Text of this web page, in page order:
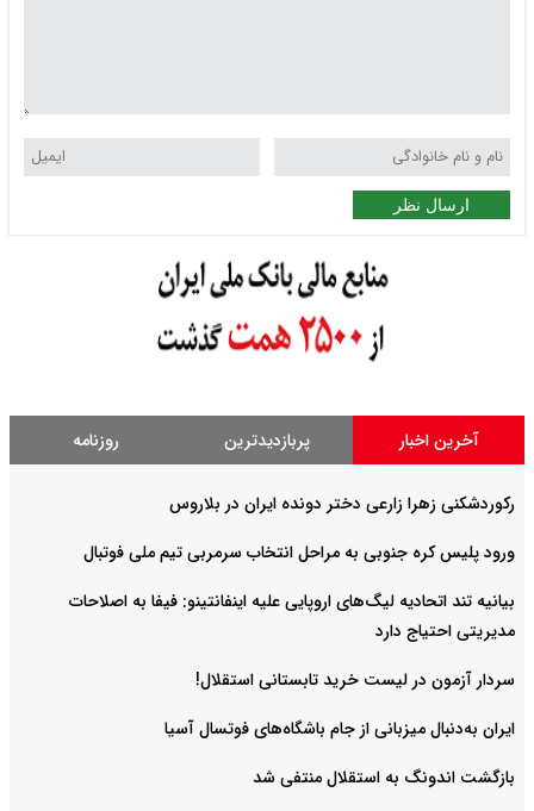
ارسال نظر
آخرین اخبار پربازدیدترین روزنامه
رکوردشکنی زهرا زارعی دختر دونده ایران در بلاروس
ورود پلیس کره جنوبی به مراحل انتخاب سرمربی تیم ملی فوتبال
بیانیه تند اتحادیه لیگ‌های اروپایی علیه اینفانتینو: فیفا به اصلاحات
مدیریتی احتیاج دارد
سردار آزمون در لیست خرید تابستانی استقلال!
ایران به‌دنبال میزبانی از جام باشگاه‌های فوتسال آسیا
بازگشت اندونگ به استقلال منتفی شد